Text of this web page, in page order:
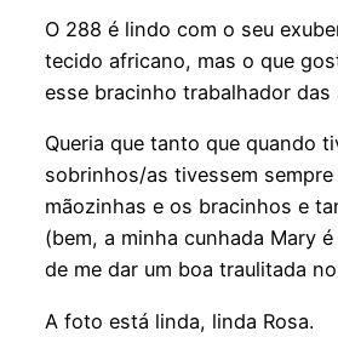
O 288 é lindo com o seu
tecido africano, mas o que
esse bracinho trabalhador
Queria que tanto que quando
sobrinhos/as tivessem sempre
mãozinhas e os bracinhos e
(bem, a minha cunhada Mary
de me dar um boa traulitada
A foto está linda, linda Rosa.